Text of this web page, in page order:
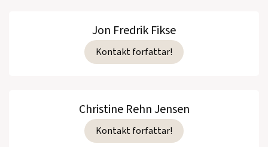
Jon Fredrik Fikse
Kontakt forfattar!
Christine Rehn Jensen
Kontakt forfattar!